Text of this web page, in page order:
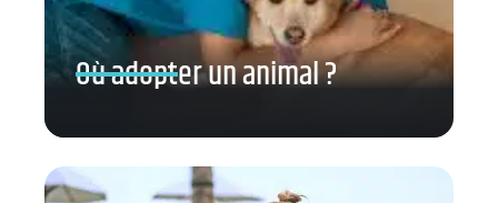
Où adopter un animal ?